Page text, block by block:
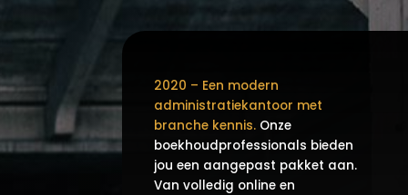
2020 – Een modern
administratiekantoor met
branche kennis. Onze
boekhoudprofessionals bieden
jou een aangepast pakket aan.
Van volledig online en